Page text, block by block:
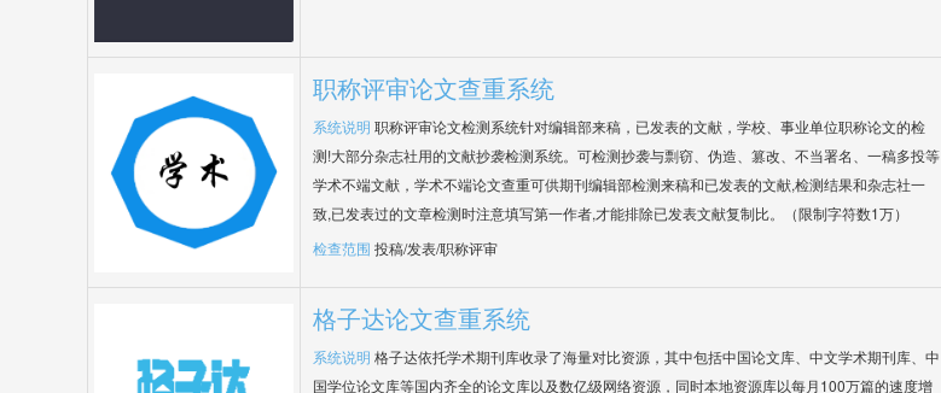
职称评审论文查重系统
系统说明 职称评审论文检测系统针对编辑部来稿，已发表的文献，学校、事业单位职称论文的检
测!大部分杂志社用的文献抄袭检测系统。可检测抄袭与剽窃、伪造、篡改、不当署名、一稿多投等
学术不端文献，学术不端论文查重可供期刊编辑部检测来稿和已发表的文献,检测结果和杂志社一
致,已发表过的文章检测时注意填写第一作者,才能排除已发表文献复制比。（限制字符数1万）
检查范围 投稿/发表/职称评审
格子达论文查重系统
系统说明 格子达依托学术期刊库收录了海量对比资源，其中包括中国论文库、中文学术期刊库、中
国学位论文库等国内齐全的论文库以及数亿级网络资源，同时本地资源库以每月100万篇的速度增